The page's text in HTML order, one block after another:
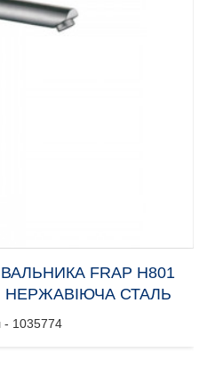
FRAP H801
НЕРЖАВІЮЧА СТАЛЬ
- 1035774